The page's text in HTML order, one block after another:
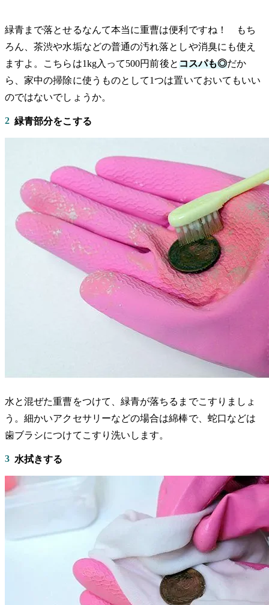
緑青まで落とせるなんて本当に重曹は便利ですね！ もち
ろん、茶渋や水垢などの普通の汚れ落としや消臭にも使え
ますよ。こちらは1kg入って500円前後とコスパも◎だか
ら、家中の掃除に使うものとして1つは置いておいてもいい
のではないでしょうか。
2 緑青部分をこする
水と混ぜた重曹をつけて、緑青が落ちるまでこすりましょ
う。細かいアクセサリーなどの場合は綿棒で、蛇口などは
歯ブラシにつけてこすり洗いします。
3 水拭きする